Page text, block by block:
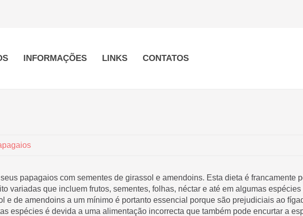
INFORMAÇÕES LINKS CONTATOS
papagaios com sementes de girassol e amendoins. Esta dieta é francamente
variadas que incluem frutos, sementes, folhas, néctar e até em algumas
e de amendoins a um mínimo é portanto essencial porque são prejudiciais ao
espécies é devida a uma alimentação incorrecta que também pode encurtar a